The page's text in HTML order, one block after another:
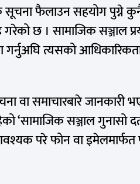
सूचना फैलाउन सहयोग पुग्ने
छ । सामाजिक सञ्जाल
गर्नुअघि त्यसको
वा समाचारबारे जानकारी
‘सामाजिक सञ्जाल गुनासो
परे फोन वा इमेलमार्फत